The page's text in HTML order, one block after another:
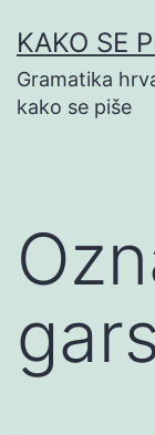
na
sadržaj
KAKO SE
Gramatika
kako se piše